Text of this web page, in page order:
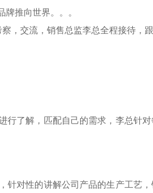
推向世界。。。
，交流，销售总监李总全程接待，
了解，匹配自己的需求，李总针
针对性的讲解公司产品的生产工艺